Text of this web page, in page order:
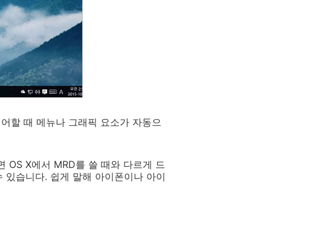
할 때 메뉴나 그래픽 요소가 자동으
OS X에서 MRD를 쓸 때와 다르게 드
습니다. 쉽게 말해 아이폰이나 아이